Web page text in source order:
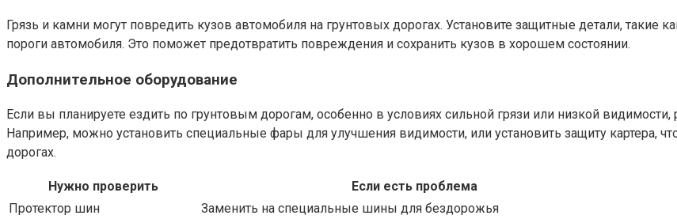
Грязь и камни могут повредить кузов автомобиля на грунтовых дорогах. Установите защитные детали,
пороги автомобиля. Это поможет предотвратить повреждения и сохранить кузов в хорошем состоянии.
Дополнительное оборудование
Если вы планируете ездить по грунтовым дорогам, особенно в условиях сильной грязи или низкой
Например, можно установить специальные фары для улучшения видимости, или установить защиту картера,
дорогах.
Нужно проверить
Если есть проблема
Протектор шин
Заменить на специальные шины для бездорожья